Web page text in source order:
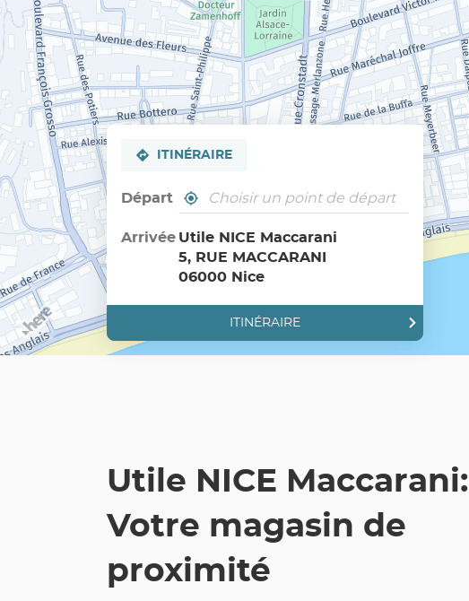
ITINÉRAIRE
Départ
,
un
de
vente
À
Arrivée Utile NICE Maccarani
5, RUE MACCARANI
06000 Nice
ITINÉRAIRE
JUSQU'AU
POINT
DE
Utile NICE Maccarani:
Votre magasin de
proximité